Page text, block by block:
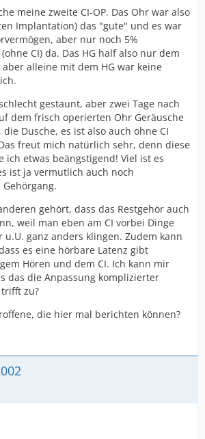
meine zweite CI-OP. Das Ohr war also
Implantation) das "gute" und es war
aber nur noch 5%
CI) da. Das HG half also nur dem
aber alleine mit dem HG war keine
gestaunt, aber zwei Tage nach
dem frisch operierten Ohr Geräusche
Dusche, es ist also auch ohne CI
freut mich natürlich sehr, denn diese
ich etwas beängstigend! Viel ist es
ist ja vermutlich auch noch
gehört, dass das Restgehör auch
weil man eben am CI vorbei Dinge
ganz anders klingen. Zudem kann
es eine hörbare Latenz gibt
Hören und dem CI. Ich kann mir
das die Anpassung komplizierter
trifft zu?
die hier mal berichten können?